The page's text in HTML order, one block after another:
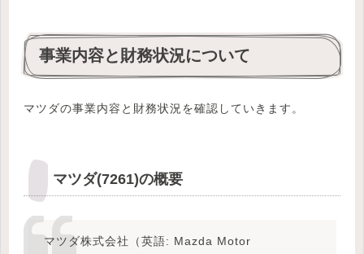
事業内容と財務状況について
マツダの事業内容と財務状況を確認していきます。
マツダ(7261)の概要
マツダ株式会社（英語: Mazda Motor